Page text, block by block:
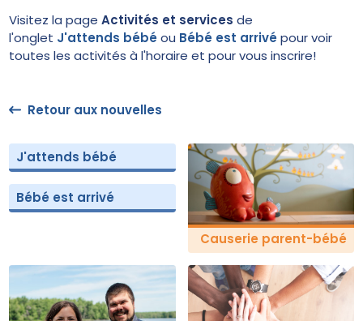
J'attends bébé
Bébé est arrivé
Causerie parent-bébé
Visitez la pageActivités et servicesde
l'onglet J'attends bébéou Bébé est arrivépour voir
toutes les activités à l'horaire et pour vous inscrire!
Retour aux nouvelles